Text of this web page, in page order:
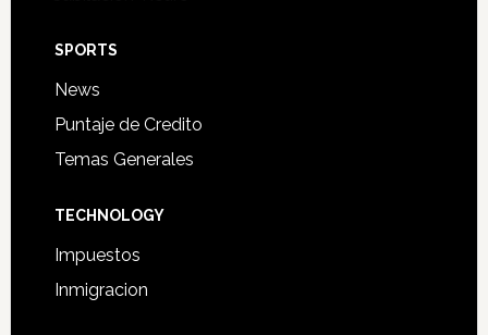
SPORTS
News
Puntaje de Credito
Temas Generales
TECHNOLOGY
Impuestos
Inmigracion